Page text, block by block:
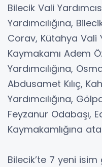
Bilecik Vali
Yardımcılığına,
Corav, Kütahya Vali
Kaymakamı Adem
Yardımcılığına,
Abdusamet Kılıç,
Yardımcılığına,
Feyzanur Odabaşı,
Kaymakamlığına
Bilecik’te 7 yeni isim